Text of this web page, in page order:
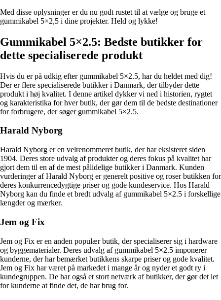
Med disse oplysninger er du nu godt rustet til at vælge og bruge et
gummikabel 5×2,5 i dine projekter. Held og lykke!
Gummikabel 5×2.5: Bedste butikker for
dette specialiserede produkt
Hvis du er på udkig efter gummikabel 5×2.5, har du heldet med dig!
Der er flere specialiserede butikker i Danmark, der tilbyder dette
produkt i høj kvalitet. I denne artikel dykker vi ned i historien, rygtet
og karakteristika for hver butik, der gør dem til de bedste destinationer
for forbrugere, der søger gummikabel 5×2.5.
Harald Nyborg
Harald Nyborg er en velrenommeret butik, der har eksisteret siden
1904. Deres store udvalg af produkter og deres fokus på kvalitet har
gjort dem til en af de mest pålidelige butikker i Danmark. Kunden
vurderinger af Harald Nyborg er generelt positive og roser butikken for
deres konkurrencedygtige priser og gode kundeservice. Hos Harald
Nyborg kan du finde et bredt udvalg af gummikabel 5×2.5 i forskellige
længder og mærker.
Jem og Fix
Jem og Fix er en anden populær butik, der specialiserer sig i hardware
og byggematerialer. Deres udvalg af gummikabel 5×2.5 imponerer
kunderne, der har bemærket butikkens skarpe priser og gode kvalitet.
Jem og Fix har været på markedet i mange år og nyder et godt ry i
kundegruppen. De har også et stort netværk af butikker, der gør det let
for kunderne at finde det, de har brug for.